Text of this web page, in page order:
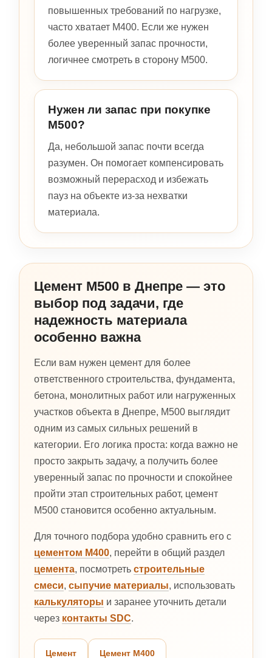
повышенных требований по нагрузке,
часто хватает М400. Если же нужен
более уверенный запас прочности,
логичнее смотреть в сторону М500.
Нужен ли запас при покупке
М500?
Да, небольшой запас почти всегда
разумен. Он помогает компенсировать
возможный перерасход и избежать
пауз на объекте из-за нехватки
материала.
Цемент М500 в Днепре — это
выбор под задачи, где
надежность материала
особенно важна
Если вам нужен цемент для более
ответственного строительства, фундамента,
бетона, монолитных работ или нагруженных
участков объекта в Днепре, М500 выглядит
одним из самых сильных решений в
категории. Его логика проста: когда важно не
просто закрыть задачу, а получить более
уверенный запас по прочности и спокойнее
пройти этап строительных работ, цемент
М500 становится особенно актуальным.
Для точного подбора удобно сравнить его с
цементом М400, перейти в общий раздел
цемента, посмотреть строительные
смеси, сыпучие материалы, использовать
калькуляторы и заранее уточнить детали
через контакты SDC.
Цемент Цемент М400